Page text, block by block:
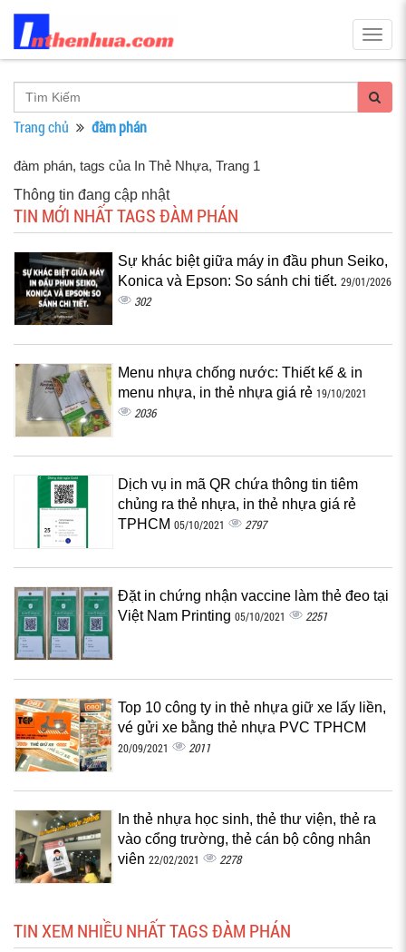
Trang chủ đàm phán
đàm phán, tags của In Thẻ Nhựa, Trang 1
Thông tin đang cập nhật
TIN MỚI NHẤT TAGS ĐÀM PHÁN
Sự khác biệt giữa máy in đầu phun Seiko,
Konica và Epson: So sánh chi tiết. 29/01/2026
302
Menu nhựa chống nước: Thiết kế & in
menu nhựa, in thẻ nhựa giá rẻ 19/10/2021
2036
Dịch vụ in mã QR chứa thông tin tiêm
chủng ra thẻ nhựa, in thẻ nhựa giá rẻ
TPHCM 05/10/2021 2797
Đặt in chứng nhận vaccine làm thẻ đeo tại
Việt Nam Printing 05/10/2021 2251
Top 10 công ty in thẻ nhựa giữ xe lấy liền,
vé gửi xe bằng thẻ nhựa PVC TPHCM
20/09/2021 2011
In thẻ nhựa học sinh, thẻ thư viện, thẻ ra
vào cổng trường, thẻ cán bộ công nhân
viên 22/02/2021 2278
TIN XEM NHIỀU NHẤT TAGS ĐÀM PHÁN